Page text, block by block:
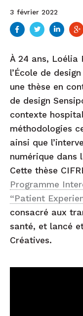
3 février 2022
À 24 ans, Loélia
l’École de
une thèse en
de design
contexte
méthodologies
ainsi que
numérique dans
Cette thèse
Programme
“Patient
consacré aux
santé, et lancé
Créatives.